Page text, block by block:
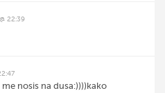
22:39
nosis na dusa:))))kako